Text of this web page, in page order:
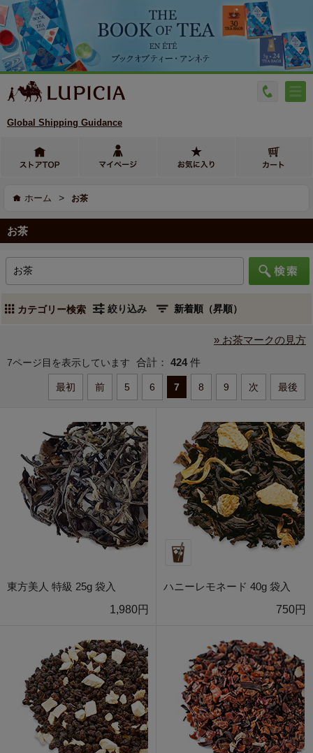
Global Shipping Guidance
ホーム > お茶
お茶
カテゴリー検索 絞り込み
» お茶マークの見方
7ページ目を表示しています 合計： 424件
最初 前 5 6 7 8 9 次 最後
東方美人 特級 25g 袋入
1,980円
ハニーレモネード 40g 袋入
750円